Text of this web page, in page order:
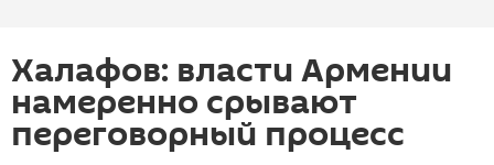
Халафов: власти Армении
намеренно срывают
переговорный процесс